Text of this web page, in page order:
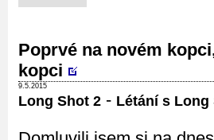
Poprvé na novém
kopci
9.5.2015
Long Shot 2 - Létání s Long